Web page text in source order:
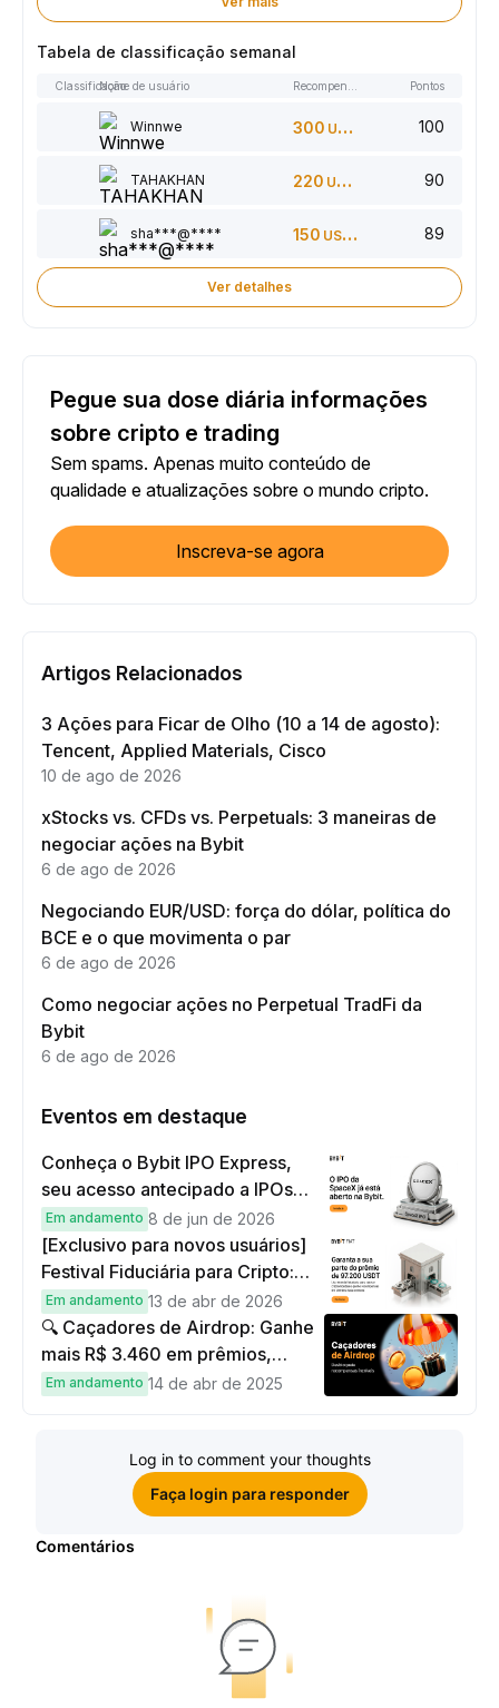
Tabela de classificação semanal
ClassificaçãoNome de usuário Recompensas Pontos
Winnwe 300 USDT 100
TAHAKHAN 220 USDT 90
sha***@**** 150 USDT 89
Ver detalhes
Pegue sua dose diária informações
sobre cripto e trading
Sem spams. Apenas muito conteúdo de
qualidade e atualizações sobre o mundo cripto.
Inscreva-se agora
Artigos Relacionados
3 Ações para Ficar de Olho (10 a 14 de agosto):
Tencent, Applied Materials, Cisco
10 de ago de 2026
xStocks vs. CFDs vs. Perpetuals: 3 maneiras de
negociar ações na Bybit
6 de ago de 2026
Negociando EUR/USD: força do dólar, política do
BCE e o que movimenta o par
6 de ago de 2026
Como negociar ações no Perpetual TradFi da
Bybit
6 de ago de 2026
Eventos em destaque
Conheça o Bybit IPO Express,
seu acesso antecipado a IPOs
globais
Em andamento 8 de jun de 2026
[Exclusivo para novos usuários]
Festival Fiduciária para Cripto:
complete tarefas simples e
ganhe sua parte de 97.200 USDT!
Em andamento 13 de abr de 2026
🔍 Caçadores de Airdrop: Ganhe
mais R$ 3.460 em prêmios,
cashback e bônus no cartão!
Em andamento 14 de abr de 2025
Log in to comment your thoughts
Faça login para responder
Comentários